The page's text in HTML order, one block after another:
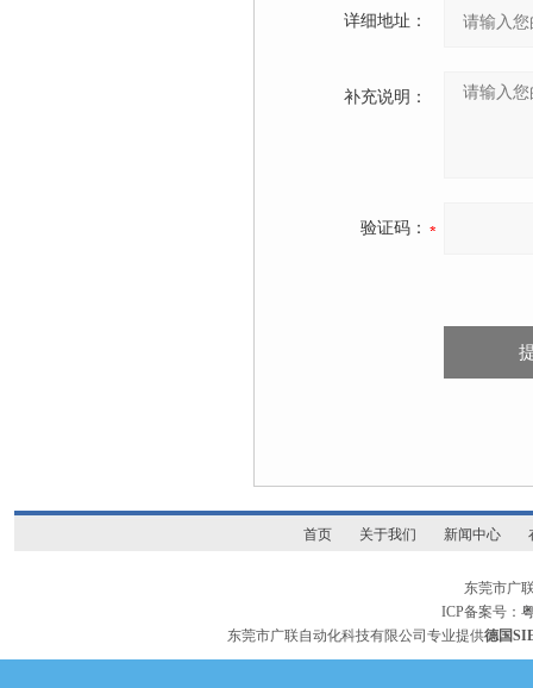
详细地址：
补充说明：
验证码：
首页 关于我们 新闻中心
东莞市广
ICP备案号：
东莞市广联自动化科技有限公司专业提供德国